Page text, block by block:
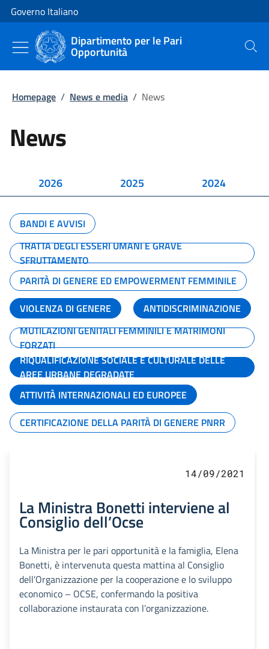
Vai al contenuto
Vai alla navigazione del sito
Governo Italiano
Dipartimento per le Pari
Opportunità Cerca
Homepage / News e media / News
News
2026 2025 2024
BANDI E AVVISI
TRATTA DEGLI ESSERI UMANI E GRAVE
SFRUTTAMENTO
PARITÀ DI GENERE ED EMPOWERMENT FEMMINILE
VIOLENZA DI GENERE
ANTIDISCRIMINAZIONE
MUTILAZIONI GENITALI FEMMINILI E MATRIMONI
FORZATI
RIQUALIFICAZIONE SOCIALE E CULTURALE DELLE
AREE URBANE DEGRADATE
ATTIVITÀ INTERNAZIONALI ED EUROPEE
CERTIFICAZIONE DELLA PARITÀ DI GENERE PNRR
14/09/2021
La Ministra Bonetti interviene al
Consiglio dell’Ocse
La Ministra per le pari opportunità e la famiglia, Elena
Bonetti, è intervenuta questa mattina al Consiglio
dell’Organizzazione per la cooperazione e lo sviluppo
economico – OCSE, confermando la positiva
collaborazione instaurata con l’organizzazione.